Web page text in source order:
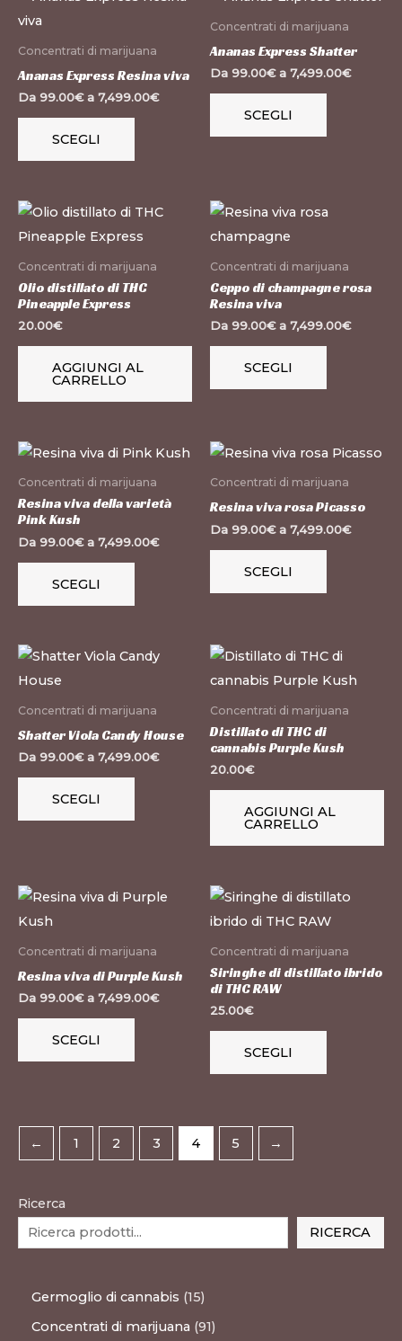
Ricerca
RICERCA
Germoglio di cannabis 15
Concentrati di marijuana 91
pagina
del
prodotto
Concentrati di marijuana
Ananas Express Resina viva
Da 99.00€a 7,499.00€
SCEGLI
più
varianti.
Le
possono
scelte
nella
pagina
del
Concentrati di marijuana
Ananas Express Shatter
Da 99.00€a 7,499.00€
SCEGLI
ha
più
varianti.
opzioni
scelte
pagina
del
Concentrati di marijuana
Olio distillato di THC
Pineapple Express
20.00€
AGGIUNGI AL
CARRELLO
Concentrati di marijuana
Ceppo di champagne rosa
Resina viva
Da 99.00€a 7,499.00€
SCEGLI
Questo
più
Le
nella
pagina
del
prodotto
Concentrati di marijuana
Resina viva della varietà
Pink Kush
Da 99.00€a 7,499.00€
SCEGLI
Questo
ha
varianti.
pagina
del
Concentrati di marijuana
Resina viva rosa Picasso
Da 99.00€a 7,499.00€
SCEGLI
Questo
ha
più
varianti.
opzioni
pagina
del
Concentrati di marijuana
Shatter Viola Candy House
Da 99.00€a 7,499.00€
SCEGLI
Questo
più
varianti.
Le
possono
nella
del
prodotto
Concentrati di marijuana
Distillato di THC di
cannabis Purple Kush
20.00€
AGGIUNGI AL
CARRELLO
Concentrati di marijuana
Resina viva di Purple Kush
Da 99.00€a 7,499.00€
SCEGLI
Questo
più
varianti.
Le
possono
nella
pagina
Concentrati di marijuana
Siringhe di distillato ibrido
di THC RAW
25.00€
SCEGLI
Questo
prodotto
più
← 1 2 3 4 5 →